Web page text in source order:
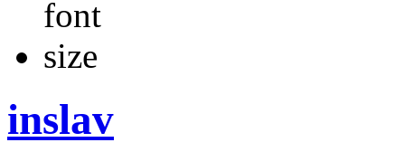
inslav